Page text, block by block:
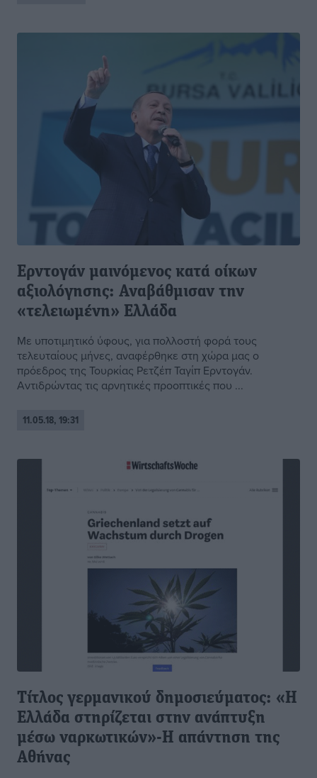
Ερντογάν μαινόμενος κατά οίκων
αξιολόγησης: Αναβάθμισαν την
«τελειωμένη» Ελλάδα
Με υποτιμητικό ύφους, για πολλοστή φορά τους
τελευταίους μήνες, αναφέρθηκε στη χώρα μας ο
πρόεδρος της Τουρκίας Ρετζέπ Ταγίπ Ερντογάν.
Αντιδρώντας τις αρνητικές προοπτικές που ...
11.05.18, 19:31
Tίτλος γερμανικού δημοσιεύματος: «Η
Ελλάδα στηρίζεται στην ανάπτυξη
μέσω ναρκωτικών»-Η απάντηση της
Αθήνας